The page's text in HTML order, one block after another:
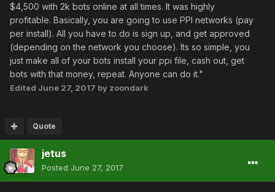
$4,500 with 2k bots online at all times. It was highly
profitable. Basically, you are going to use PPI networks (pay
per install). All you have to do is sign up, and get approved
(depending on the network you choose). Its so simple, you
just make all of your bots install your ppi file, cash out, get
bots with that money, repeat. Anyone can do it."
Edited June 27, 2017 by zoondark
Quote
jetus
Posted June 27, 2017